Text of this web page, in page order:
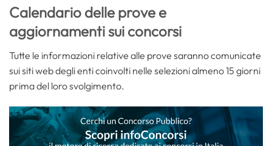
Calendario delle prove e
aggiornamenti sui concorsi
Tutte le informazioni relative alle prove saranno comunicate
sui siti web degli enti coinvolti nelle selezioni almeno 15 giorni
prima del loro svolgimento.